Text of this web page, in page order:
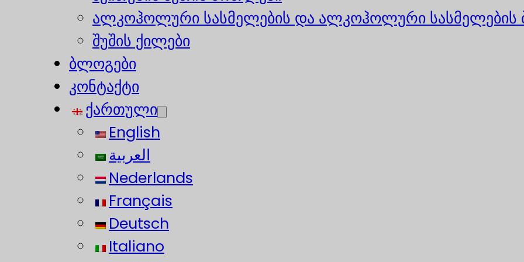
ალკოჰოლური სასმელების და ალკოჰოლური
შუშის ქილები
ბლოგები
კონტაქტი
ქართული
English
العربية
Nederlands
Français
Deutsch
Italiano